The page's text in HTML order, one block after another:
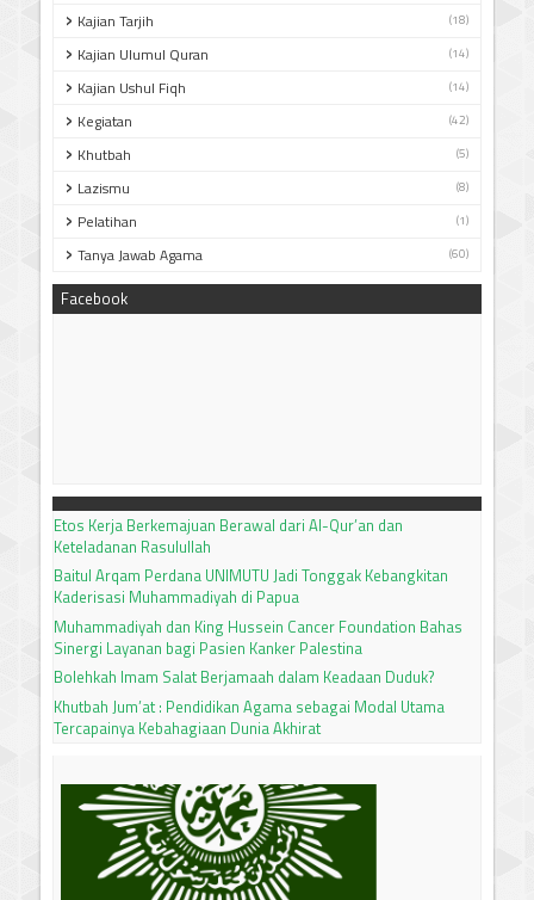
Kajian Tarjih (18)
Kajian Ulumul Quran (14)
Kajian Ushul Fiqh (14)
Kegiatan (42)
Khutbah (5)
Lazismu (8)
Pelatihan (1)
Tanya Jawab Agama (60)
Facebook
Etos Kerja Berkemajuan Berawal dari Al-Qur’an dan
Keteladanan Rasulullah
Baitul Arqam Perdana UNIMUTU Jadi Tonggak Kebangkitan
Kaderisasi Muhammadiyah di Papua
Muhammadiyah dan King Hussein Cancer Foundation Bahas
Sinergi Layanan bagi Pasien Kanker Palestina
Bolehkah Imam Salat Berjamaah dalam Keadaan Duduk?
Khutbah Jum’at : Pendidikan Agama sebagai Modal Utama
Tercapainya Kebahagiaan Dunia Akhirat